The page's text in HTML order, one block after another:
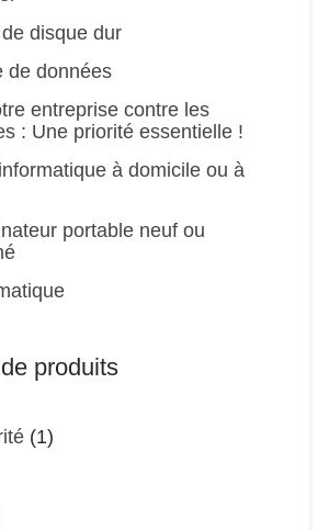
disque dur
de données
entreprise contre les
: Une priorité essentielle !
à domicile ou à
portable neuf ou
produits
(1)